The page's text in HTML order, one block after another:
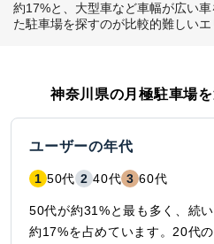
約17%と、大型車など車幅が広い
た駐車場を探すのが比較的難しいエ
神奈川県の月極駐車場
ユーザーの年代
1 50代 2 40代 3 60代
50代が約31%と最も多く、続
約17%を占めています。20代